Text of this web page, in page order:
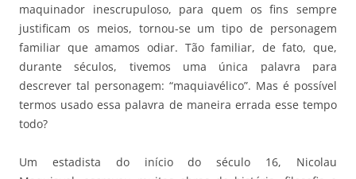
maquinador inescrupuloso, para quem os fins sempre
justificam os meios, tornou-se um tipo de personagem
familiar que amamos odiar. Tão familiar, de fato, que,
durante séculos, tivemos uma única palavra para
descrever tal personagem: “maquiavélico”. Mas é possível
termos usado essa palavra de maneira errada esse tempo
todo?
Um estadista do início do século 16, Nicolau